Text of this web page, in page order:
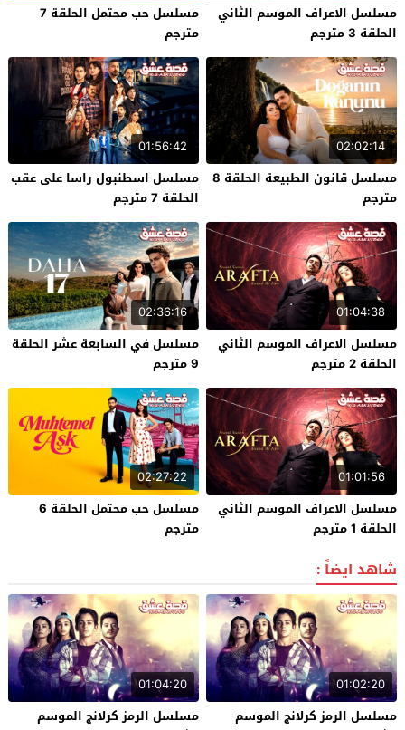
مسلسل الاعراف الموسم الثاني
الحلقة 3 مترجم
مسلسل حب محتمل الحلقة 7
مترجم
02:02:14
مسلسل قانون الطبيعة الحلقة 8
مترجم
01:56:42
مسلسل اسطنبول راسا على عقب
الحلقة 7 مترجم
01:04:38
مسلسل الاعراف الموسم الثاني
الحلقة 2 مترجم
02:36:16
مسلسل في السابعة عشر الحلقة
9 مترجم
01:01:56
مسلسل الاعراف الموسم الثاني
الحلقة 1 مترجم
02:27:22
مسلسل حب محتمل الحلقة 6
مترجم
شاهد ايضاً :
01:02:20
مسلسل الرمز كرلانج الموسم
01:04:20
مسلسل الرمز كرلانج الموسم